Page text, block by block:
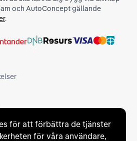
för att förbättra de tjänster
för våra användare,
och AutoConcept gällande
.